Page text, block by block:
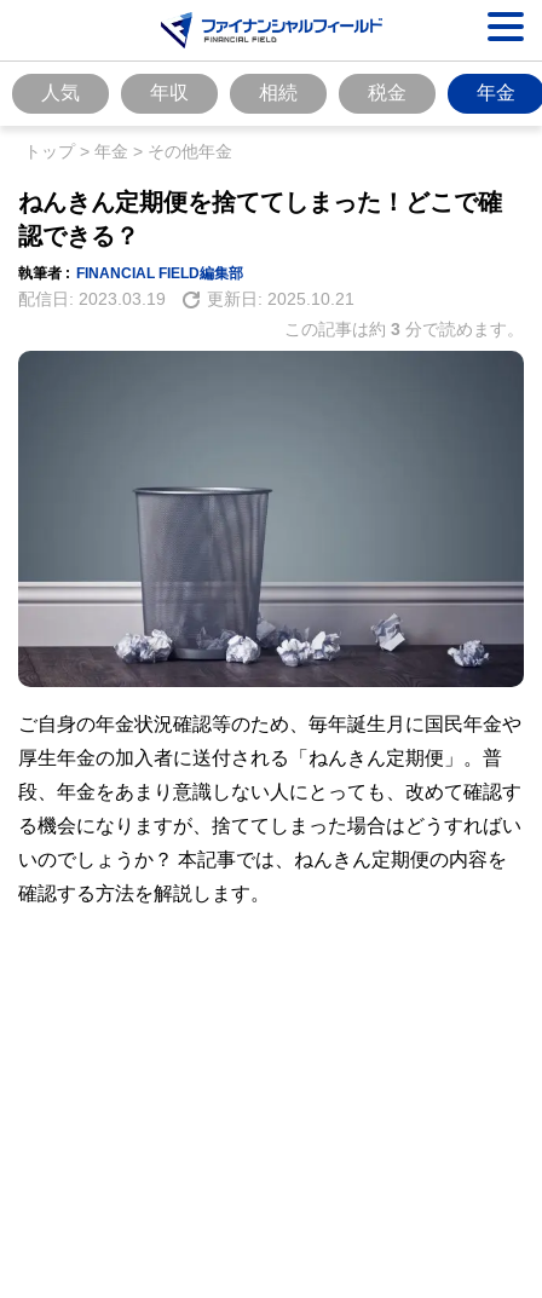
人気 年収 相続 税金 年金
トップ> 年金 > その他年金
ねんきん定期便を捨ててしまった！どこで確
認できる？
執筆者 : FINANCIAL FIELD編集部
配信日: 2023.03.19 更新日: 2025.10.21
この記事は約 3 分で読めます。
ご自身の年金状況確認等のため、毎年誕生月に国民年金や
厚生年金の加入者に送付される「ねんきん定期便」。普
段、年金をあまり意識しない人にとっても、改めて確認す
る機会になりますが、捨ててしまった場合はどうすればい
いのでしょうか？ 本記事では、ねんきん定期便の内容を
確認する方法を解説します。